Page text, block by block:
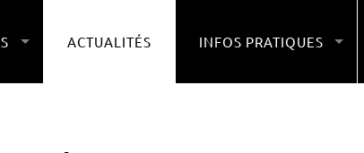
ACTUALITÉS INFOS PRATIQUES